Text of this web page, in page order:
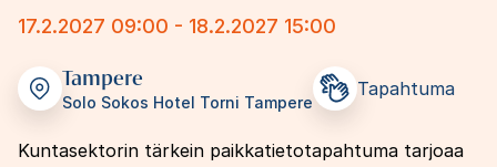
17.2.2027 09:00 - 18.2.2027 15:00
Tampere
Solo Sokos Hotel Torni Tampere
Tapahtuma
Kuntasektorin tärkein paikkatietotapahtuma tarjoaa